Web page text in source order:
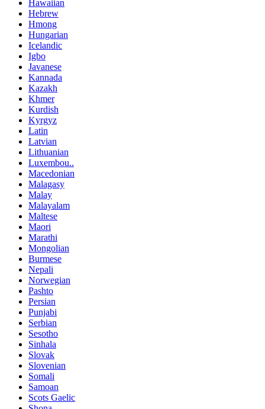
Hawaiian
Hebrew
Hmong
Hungarian
Icelandic
Igbo
Javanese
Kannada
Kazakh
Khmer
Kurdish
Kyrgyz
Latin
Latvian
Lithuanian
Luxembou..
Macedonian
Malagasy
Malay
Malayalam
Maltese
Maori
Marathi
Mongolian
Burmese
Nepali
Norwegian
Pashto
Persian
Punjabi
Serbian
Sesotho
Sinhala
Slovak
Slovenian
Somali
Samoan
Scots Gaelic